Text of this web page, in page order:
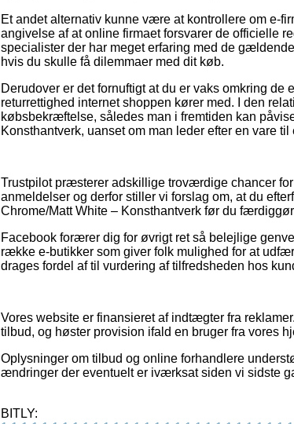
Et andet alternativ kunne være at kontrollere om e-
angivelse af at online firmaet forsvarer de officielle
specialister der har meget erfaring med de
hvis du skulle få dilemmaer med dit køb.
Derudover er det fornuftigt at du er vaks omkring
returrettighed internet shoppen kører med. I den
købsbekræftelse, således man i fremtiden kan
Konsthantverk, uanset om man leder efter en vare
Trustpilot præsterer adskillige troværdige chancer
anmeldelser og derfor stiller vi forslag om, at du
Chrome/Matt White – Konsthantverk før du
Facebook forærer dig for øvrigt ret så belejlige
række e-butikker som giver folk mulighed for at
drages fordel af til vurdering af tilfredsheden hos
Vores website er finansieret af indtægter fra
tilbud, og høster provision ifald en bruger fra vores
Oplysninger om tilbud og online forhandlere
ændringer der eventuelt er iværksat siden vi sidste
BITLY: